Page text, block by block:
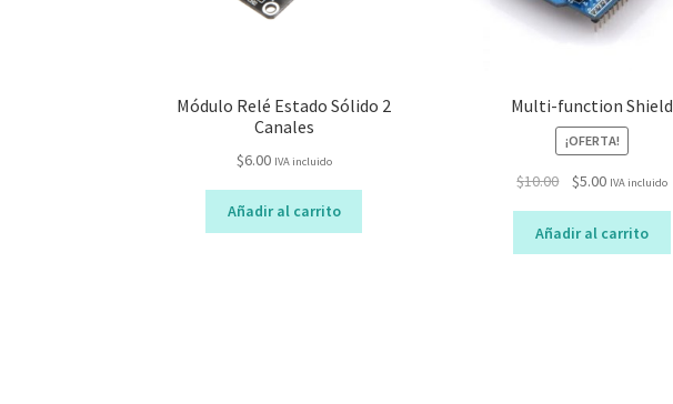
Módulo Relé Estado Sólido 2
Canales
$6.00 IVA incluido
Añadir al carrito
Multi-function Shield
¡OFERTA!
$10.00
original
era:
$5.00El
actual
es:
IVA incluido
Añadir al carrito